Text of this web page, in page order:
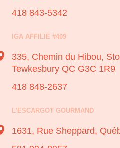
418 843-5342
IGA AFFILIE #409
335, Chemin du Hibou,
Tewkesbury QC G3C 1R9
418 848-2637
L’ESCARGOT GOURMAND
1631, Rue Sheppard,